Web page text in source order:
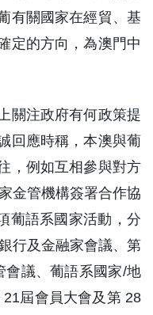
有關國家在經貿、基
定的方向，為澳門中
關注政府有何政策提
回應時稱，本澳與葡
，例如互相參與對方
金管機構簽署合作協
葡語系國家活動，分
行及金融家會議、第
會議、葡語系國家/地
屆會員大會及第 28